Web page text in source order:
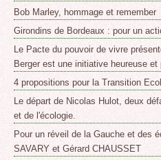
Bob Marley, hommage et remember
Girondins de Bordeaux : pour un
Le Pacte du pouvoir de vivre
Berger est une initiative heureuse et
4 propositions pour la Transition
Le départ de Nicolas Hulot, deux
et de l'écologie.
Pour un réveil de la Gauche et des
SAVARY et Gérard CHAUSSET